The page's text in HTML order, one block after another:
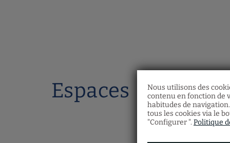
Nous utilisons des
contenu en fonction de
habitudes de
tous les cookies via le
"Configurer ". Politique
Espaces